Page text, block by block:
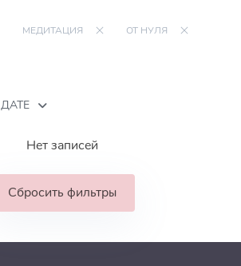
МЕДИТАЦИЯ ОТ НУЛЯ
ДАТЕ
Нет записей
Сбросить фильтры